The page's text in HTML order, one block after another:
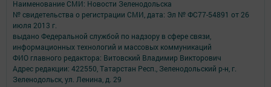
Наименование СМИ: Новости Зеленодольска
№ свидетельства о регистрации СМИ, дата: Эл № ФС77-54891 от 26
июля 2013 г.
выдано Федеральной службой по надзору в сфере связи,
информационных технологий и массовых коммуникаций
ФИО главного редактора: Витовский Владимир Викторович
Адрес редакции: 422550, Татарстан Респ., Зеленодольский р-н, г.
Зеленодольск, ул. Ленина, д. 29